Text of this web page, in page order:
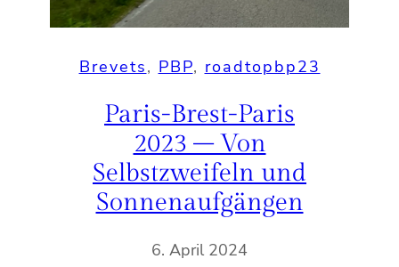
Brevets, PBP, roadtopbp23
Paris-Brest-Paris
2023 – Von
Selbstzweifeln und
Sonnenaufgängen
6. April 2024